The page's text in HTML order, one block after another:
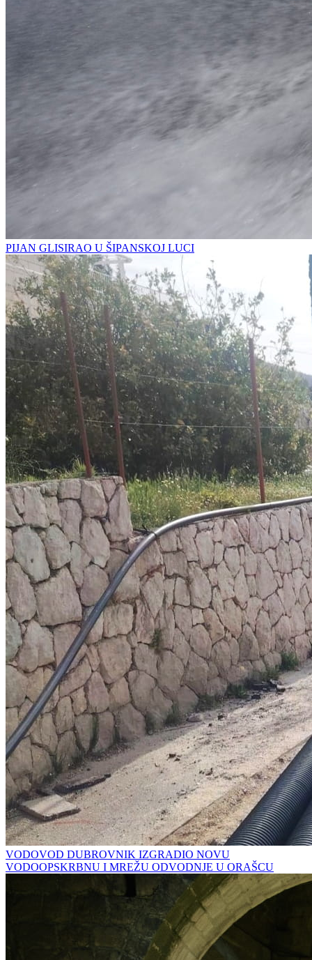
PIJAN GLISIRAO U ŠIPANSKOJ LUCI
VODOVOD DUBROVNIK IZGRADIO NOVU
VODOOPSKRBNU I MREŽU ODVODNJE U ORAŠCU